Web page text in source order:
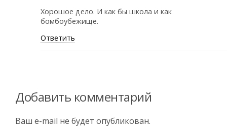
Хорошое дело. И как бы школа и как
бомбоубежище.
Ответить
Добавить комментарий
Ваш e-mail не будет опубликован.